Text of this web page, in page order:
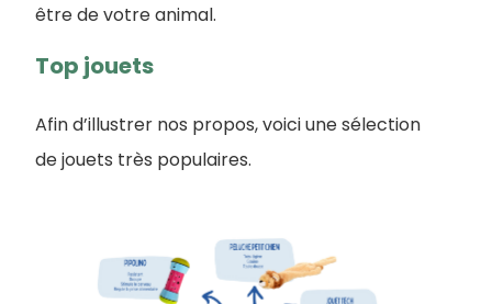
être de votre animal.
Top jouets
Afin d’illustrer nos propos, voici une sélection
de jouets très populaires.